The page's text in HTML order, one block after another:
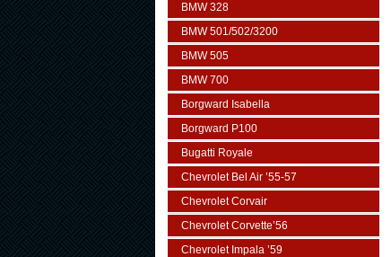
BMW 328
BMW 501/502/3200
BMW 505
BMW 700
Borgward Isabella
Borgward P100
Bugatti Royale
Chevrolet Bel Air ’55-57
Chevrolet Corvair
Chevrolet Corvette’56
Chevrolet Impala ’59